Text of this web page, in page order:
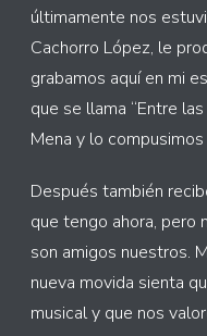
últimamente nos
Cachorro López, le
grabamos aquí en mi
que se llama “Entre
Mena y lo
Después también
que tengo ahora, pero
son amigos nuestros.
nueva movida sienta
musical y que nos